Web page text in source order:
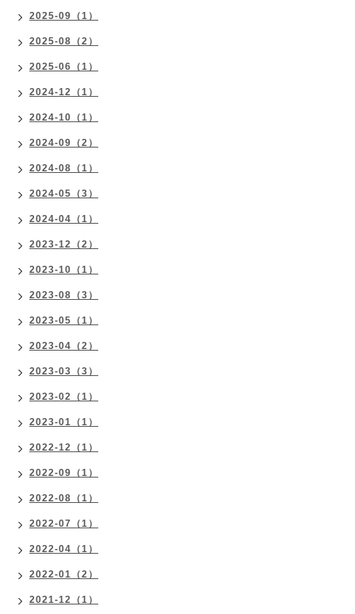
2025-09（1）
2025-08（2）
2025-06（1）
2024-12（1）
2024-10（1）
2024-09（2）
2024-08（1）
2024-05（3）
2024-04（1）
2023-12（2）
2023-10（1）
2023-08（3）
2023-05（1）
2023-04（2）
2023-03（3）
2023-02（1）
2023-01（1）
2022-12（1）
2022-09（1）
2022-08（1）
2022-07（1）
2022-04（1）
2022-01（2）
2021-12（1）